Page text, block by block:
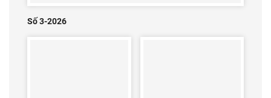
Số 3-2026